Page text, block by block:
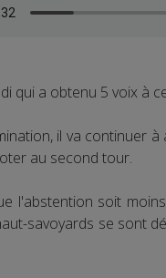
qui a obtenu 5 voix à
il va continuer
au second tour.
l'abstention soit
savoyards se sont